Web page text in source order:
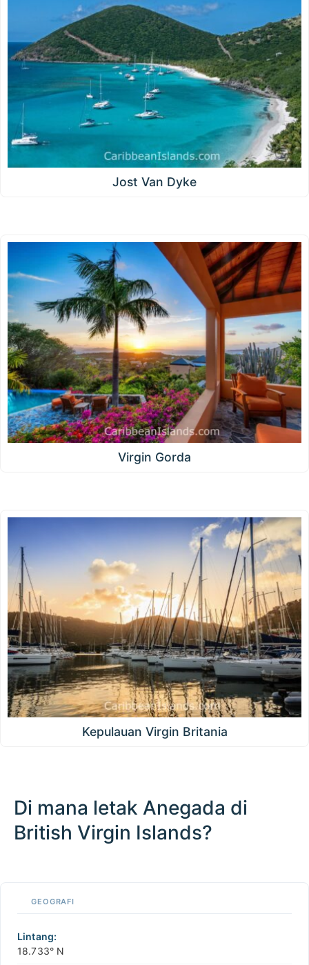
Jost Van Dyke
Virgin Gorda
Kepulauan Virgin Britania
Di mana letak Anegada di
British Virgin Islands?
100 km / 62.1 mi
−
GEOGRAFI
Lintang:
18.733° N